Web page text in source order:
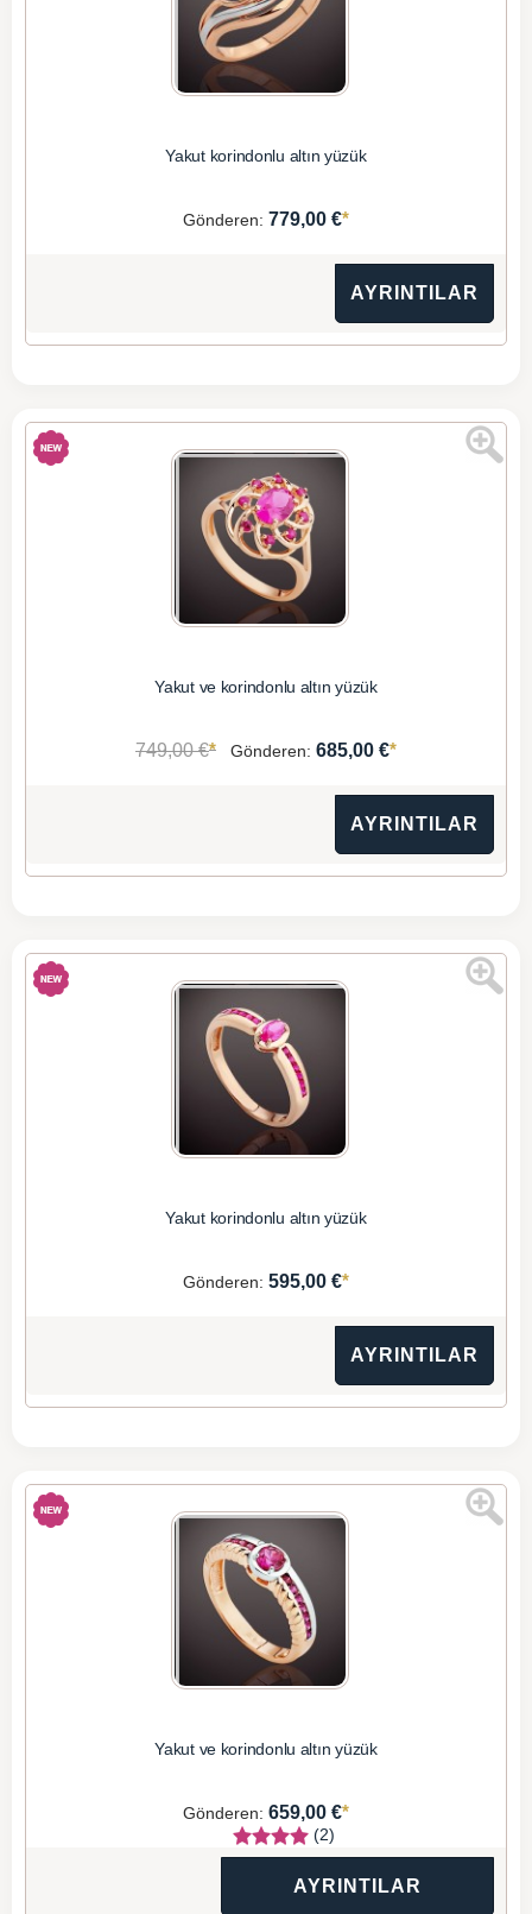
Yakut korindonlu altın yüzük
Gönderen: 779,00 €*
AYRINTILAR
Yakut ve korindonlu altın yüzük
749,00 €* Gönderen: 685,00 €*
AYRINTILAR
Yakut korindonlu altın yüzük
Gönderen: 595,00 €*
AYRINTILAR
Yakut ve korindonlu altın yüzük
Gönderen: 659,00 €*
(2)
AYRINTILAR